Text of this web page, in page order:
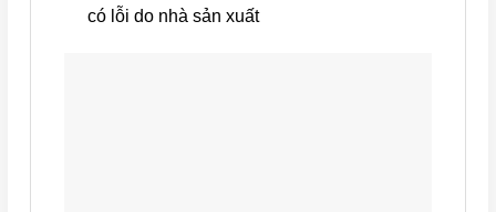
có lỗi do nhà sản xuất